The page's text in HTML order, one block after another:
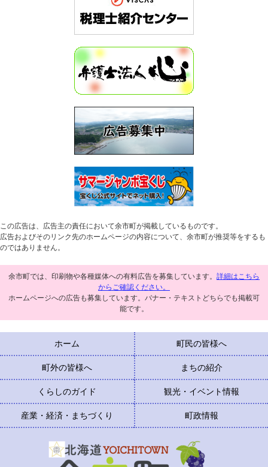
この広告は、広告主の責任において余市町が掲載しているものです。
広告およびそのリンク先のホームページの内容について、余市町が推奨等をするも
のではありません。
余市町では、印刷物や各種媒体への有料広告を募集しています。 詳細はこちら
からご確認ください。
ホームページへの広告も募集しています。バナー・テキストどちらでも掲載可
能です。
ホーム 町民の皆様へ
町外の皆様へ まちの紹介
くらしのガイド 観光・イベント情報
産業・経済・まちづくり 町政情報